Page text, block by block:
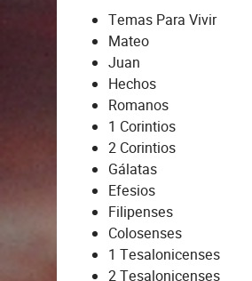
Temas Para Vivir
Mateo
Juan
Hechos
Romanos
1 Corintios
2 Corintios
Gálatas
Efesios
Filipenses
Colosenses
1 Tesalonicenses
2 Tesalonicenses